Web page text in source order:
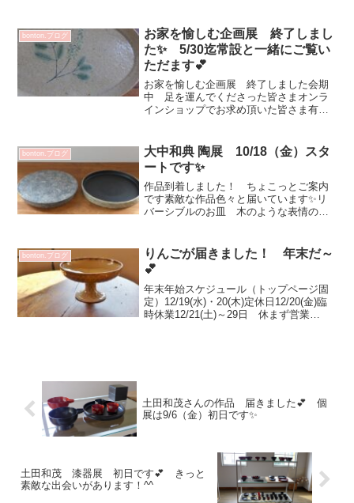
対応での契約更新オファーあり！なんだ
か嬉しくなって今朝...
bonton.ブログ
お家を愉しむ企画展 終了しまし
た✨ 5/30迄常設と一緒にご覧い
ただます💕
お家を愉しむ企画展 終了しました会期
中 足を運んでくださった皆さまオンラ
インショップでお求め頂いた皆さま有難
まありがとうございました💕5/30(火)ま
で 常設と一緒にご...
bonton.ブログ
大中和典 陶展 10/18（金）スタ
ートです✨
作品到着しました！ ちょこっとご案内
です素敵な作品色々と届いています✨リ
バーシブルのお皿 木のような表情のお
非！ 手に取ってご覧くださいませ皆さ
まのお越しをお待ちしておりま...
bonton.ブログ
りんごが届きました！ 年末だ～
💕
年末年始スケジュール（トップページ固
定）12/19(水)・20(木)定休日12/20(金)臨
時休業12/21(土)～29日 休まず営業
土田和茂さんの作品 届きました💕 個
展は9/6（金）初日です✨
土田和茂 漆器展 初日です💕 きっと
素敵な出会いがあります！^^